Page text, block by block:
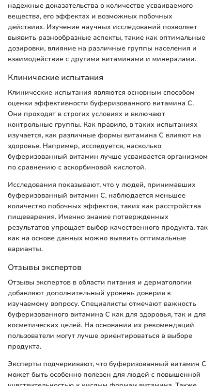
надежные доказательства о количестве усваиваемого
вещества, его эффектах и возможных побочных
действиях. Изучение научных исследований позволяет
выявить разнообразные аспекты, такие как оптимальные
дозировки, влияние на различные группы населения и
взаимодействие с другими витаминами и минералами.
Клинические испытания
Клинические испытания являются основным способом
оценки эффективности буферизованного витамина C.
Они проходят в строгих условиях и включают
контрольные группы. Как правило, в таких испытаниях
изучается, как различные формы витамина C влияют на
здоровье. Например, исследуется, насколько
буферизованный витамин лучше усваивается организмом
по сравнению с аскорбиновой кислотой.
Исследования показывают, что у людей, принимавших
буферизованный витамин C, наблюдается меньшее
количество побочных эффектов, таких как расстройства
пищеварения. Именно знание потвержденных
результатов упрощает выбор качественного продукта, так
как на основе данных можно выявить оптимальные
варианты.
Отзывы экспертов
Отзывы экспертов в области питания и дерматологии
добавляют дополнительный уровень доверия к
изучаемому вопросу. Специалисты отмечают важность
буферизованного витамина C как для здоровья, так и для
косметических целей. На основании их рекомендаций
пользователи могут лучше ориентироваться в выборе
продукта.
Эксперты подчеркивают, что буферизованный витамин C
может быть особенно полезен для людей с повышенной